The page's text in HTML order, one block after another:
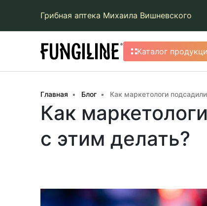
Грибная аптека Михаила Вишневского
Каталог
Главная Блог Как маркетологи
Как
с этим делать?